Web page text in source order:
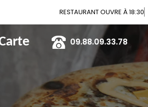
09.88.09.33.78